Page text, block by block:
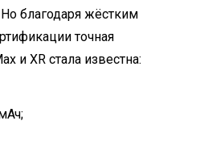
благодаря жёстким
точная
и XR стала известна: